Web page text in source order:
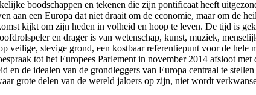
boodschappen en tekenen die zijn pontificaat heeft
aan een Europa dat niet draait om de economie, maar om de
kijkt om zijn heden in volheid en hoop te leven. De tijd is
en drager is van wetenschap, kunst, muziek,
veilige, stevige grond, een kostbaar referentiepunt voor de hele
tot het Europees Parlement in november 2014 afsloot
en de idealen van de grondleggers van Europa centraal te
grote delen van de wereld jaloers op zijn, niet wordt